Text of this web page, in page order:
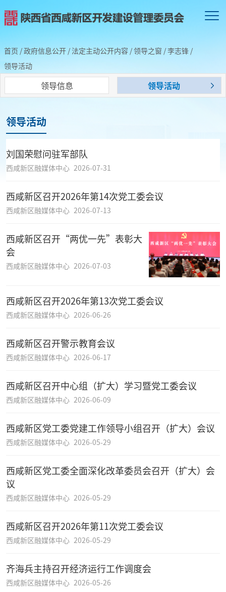
首页 /政府信息公开 / 法定主动公开内容 /领导之窗 /李志锋 /
领导活动
领导信息 领导活动
领导活动
刘国荣慰问驻军部队
西咸新区融媒体中心 2026-07-31
西咸新区召开2026年第14次党工委会议
西咸新区融媒体中心 2026-07-13
西咸新区召开“两优一先”表彰大
会
西咸新区融媒体中心 2026-07-03
西咸新区召开2026年第13次党工委会议
西咸新区融媒体中心 2026-06-26
西咸新区召开警示教育会议
西咸新区融媒体中心 2026-06-17
西咸新区召开中心组（扩大）学习暨党工委会议
西咸新区融媒体中心 2026-06-09
西咸新区党工委党建工作领导小组召开（扩大）会议
西咸新区融媒体中心 2026-05-29
西咸新区党工委全面深化改革委员会召开（扩大）会
议
西咸新区融媒体中心 2026-05-29
西咸新区召开2026年第11次党工委会议
西咸新区融媒体中心 2026-05-29
齐海兵主持召开经济运行工作调度会
西咸新区融媒体中心 2026-05-26